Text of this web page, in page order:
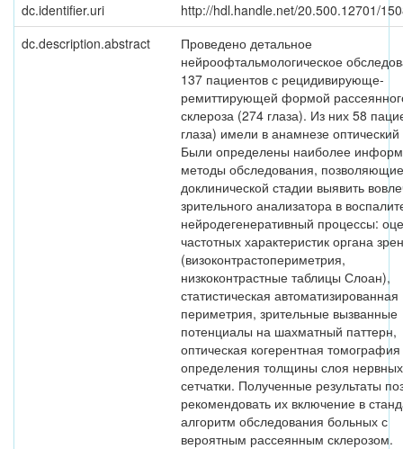
dc.identifier.uri
http://hdl.handle.net/20.500.12701/
dc.description.abstract
Проведено детальное
нейроофтальмологическое
137 пациентов с рецидивирующе-
ремиттирующей формой
склероза (274 глаза). Из них 58
глаза) имели в анамнезе оптический
Были определены наиболее
методы обследования,
доклинической стадии выявить
зрительного анализатора в
нейродегенеративный процессы:
частотных характеристик органа
(визоконтрастопериметрия,
низкоконтрастные таблицы Слоан),
статистическая автоматизированная
периметрия, зрительные вызванные
потенциалы на шахматный паттерн,
оптическая когерентная
определения толщины слоя
сетчатки. Полученные результаты
рекомендовать их включение в
алгоритм обследования больных с
вероятным рассеянным склерозом.